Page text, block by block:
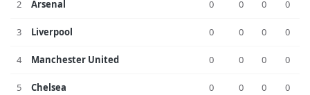
2 Arsenal 0 0 0 0
3 Liverpool 0 0 0 0
4 Manchester United 0 0 0 0
5 Chelsea 0 0 0 0